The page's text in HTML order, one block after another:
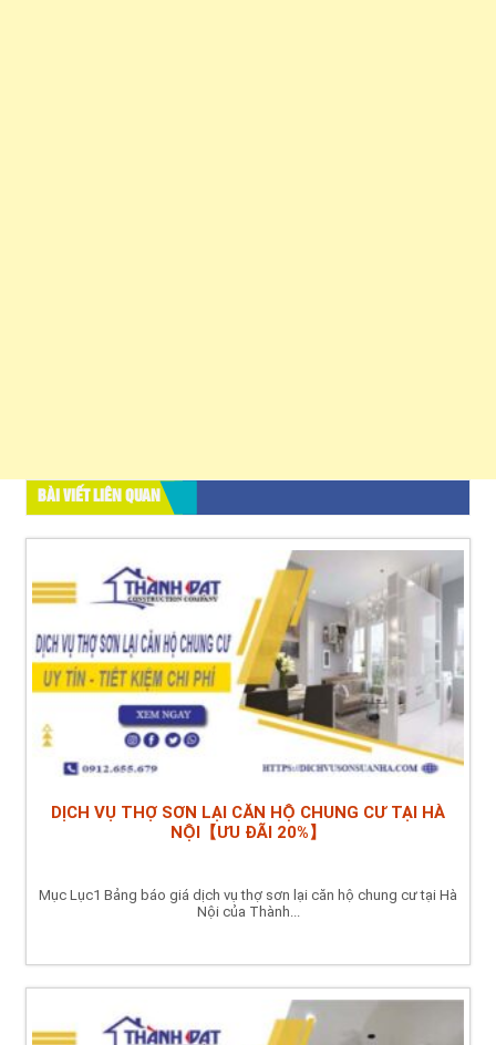
BÀI VIẾT LIÊN QUAN
DỊCH VỤ THỢ SƠN LẠI CĂN HỘ CHUNG CƯ TẠI HÀ
NỘI【ƯU ĐÃI 20%】
Mục Lục1 Bảng báo giá dịch vụ thợ sơn lại căn hộ chung cư tại Hà
Nội của Thành...